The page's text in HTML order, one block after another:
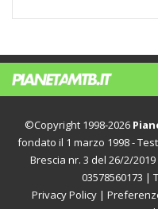
©Copyright 1998-2026
fondato il 1 marzo 1998 -
Brescia nr. 3 del 26/2/2019
03578560173 |
Privacy Policy|